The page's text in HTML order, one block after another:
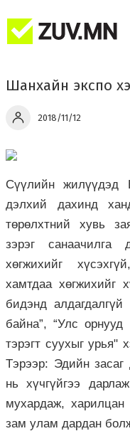
Шанхайн экспо
2018/11/12
Сүүлийн
дэлхий дахинд
төрөлхтний хувь
зэрэг санаачилга
хөгжихийг
хамтдаа хөгжихийг
бидэнд
байна”, “Улс
тэрэгт суухыг урья"
Тэрээр: Эдийн
нь хүчгүйгээ
мухардаж,
зам улам дардан